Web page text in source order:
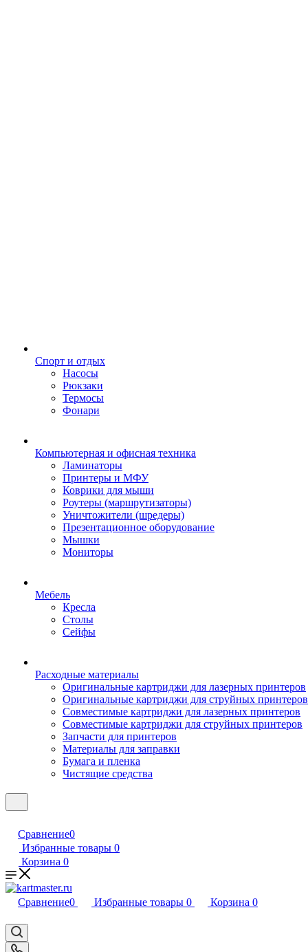
Спорт и отдых
Насосы
Рюкзаки
Термосы
Фонари
Компьютерная и офисная техника
Ламинаторы
Принтеры и МФУ
Коврики для мыши
Роутеры (маршрутизаторы)
Уничтожители (шредеры)
Презентационное оборудование
Мышки
Мониторы
Мебель
Кресла
Столы
Сейфы
Расходные материалы
Оригинальные картриджи для лазерных принтеров
Оригинальные картриджи для струйных принтеров
Совместимые картриджи для лазерных принтеров
Совместимые картриджи для струйных принтеров
Запчасти для принтеров
Материалы для заправки
Бумага и пленка
Чистящие средства
Сравнение0
Избранные товары 0
Корзина 0
Сравнение0 Избранные товары 0 Корзина 0